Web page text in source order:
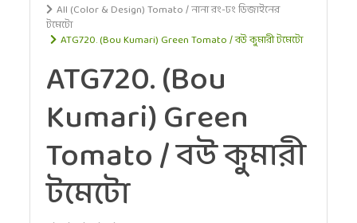
All (Color & Design) Tomato / নানা রং-ঢং ডিজাইনের
টমেটো
ATG720. (Bou Kumari) Green Tomato / বউ কুমারী টমেটো
ATG720. (Bou
Kumari) Green
Tomato / বউ কুমারী
টমেটো